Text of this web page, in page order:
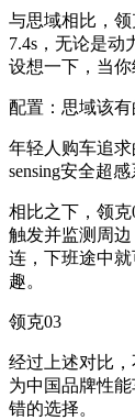
与思域相比，领
7.4s，无论是动
设想一下，当
配置：思域该
年轻人购车追求
sensing安全超
相比之下，领
触发并监测周
连，下班途中
趣。
领克03
经过上述对比
为中国品牌性
错的选择。